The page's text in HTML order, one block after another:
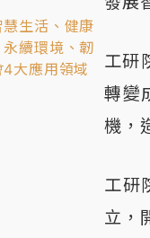
慧生活、健康
續環境、韌
大應用領域
工研
轉變
機，
工研
立，